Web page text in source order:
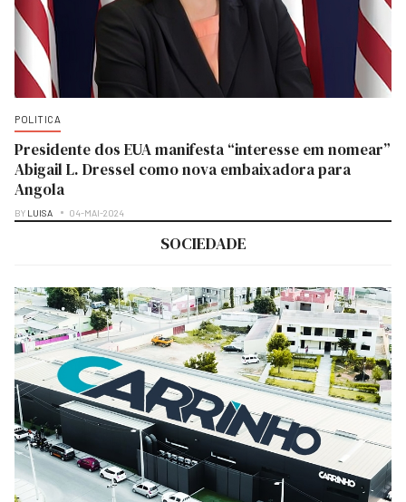
POLITICA
Presidente dos EUA manifesta “interesse em nomear”
Abigail L. Dressel como nova embaixadora para
Angola
BY LUISA 04-MAI-2024
SOCIEDADE